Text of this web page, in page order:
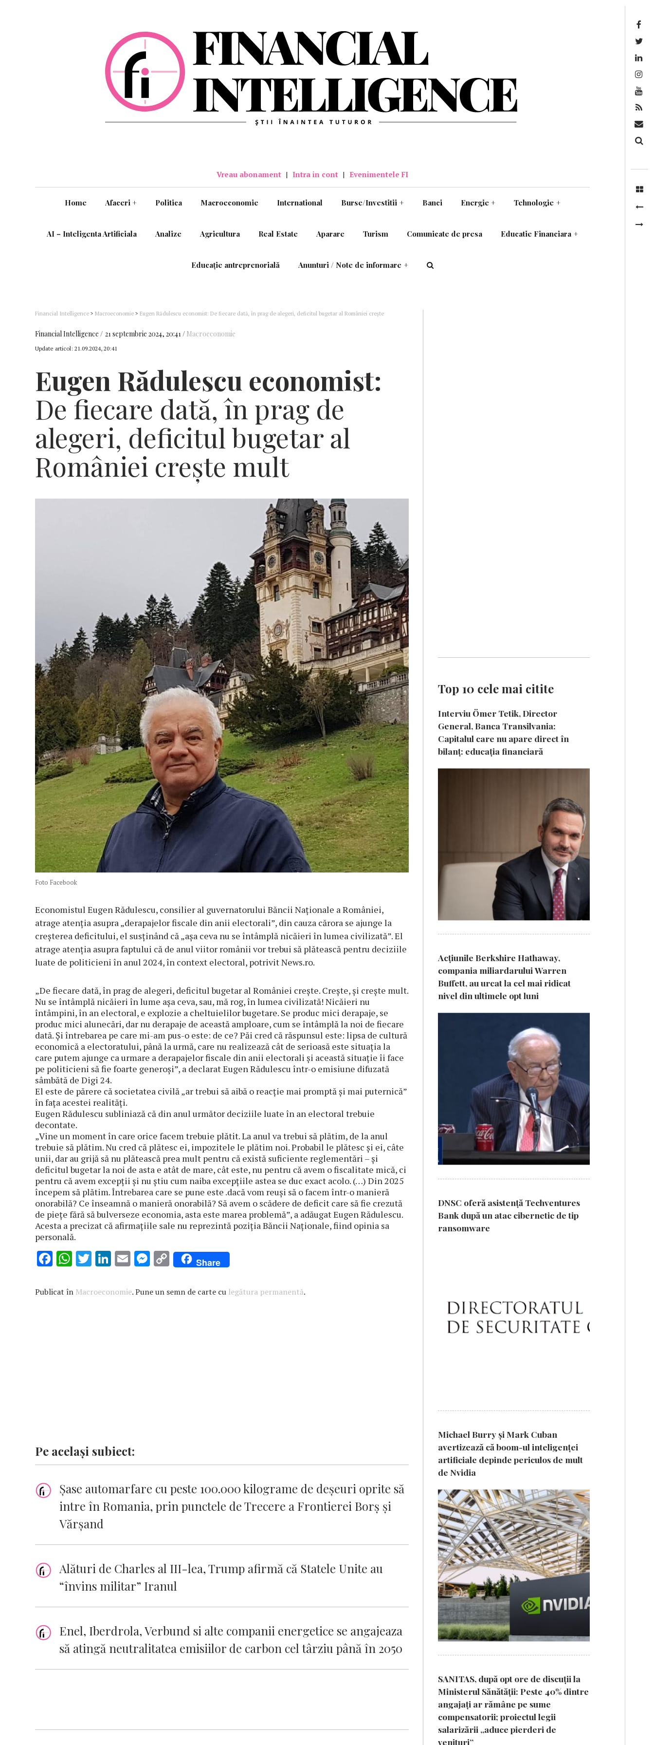
Vreau abonament | Intra in cont | Evenimentele FI
Home Afaceri + Politica Macroeconomie International Burse/Investitii + Banci Energie + Tehnologie +
AI – Inteligenta Artificiala Analize Agricultura Real Estate Aparare Turism Comunicate de presa Educatie Financiara +
Educație antreprenorială Anunturi / Note de informare +
Financial Intelligence > Macroeconomie > Eugen Rădulescu economist: De fiecare dată, în prag de alegeri, deficitul bugetar al României creşte
Financial Intelligence 21 septembrie 2024, 20:41 Macroeconomie
Update articol: 21.09.2024, 20:41
Eugen Rădulescu economist:
De fiecare dată, în prag de
alegeri, deficitul bugetar al
României creşte mult
Foto Facebook
Economistul Eugen Rădulescu, consilier al guvernatorului Băncii Naţionale a României,
atrage atenţia asupra „derapajelor fiscale din anii electorali”, din cauza cărora se ajunge la
creşterea deficitului, el susţinând că „aşa ceva nu se întâmplă nicăieri în lumea civilizată”. El
atrage atenţia asupra faptului că de anul viitor românii vor trebui să plătească pentru deciziile
luate de politicieni în anul 2024, în context electoral, potrivit News.ro.
„De fiecare dată, în prag de alegeri, deficitul bugetar al României creşte. Creşte, şi creşte mult.
Nu se întâmplă nicăieri în lume aşa ceva, sau, mă rog, în lumea civilizată! Nicăieri nu
întâmpini, în an electoral, e explozie a cheltuielilor bugetare. Se produc mici derapaje, se
produc mici alunecări, dar nu derapaje de această amploare, cum se întâmplă la noi de fiecare
dată. Şi întrebarea pe care mi-am pus-o este: de ce? Păi cred că răspunsul este: lipsa de cultură
economică a electoratului, până la urmă, care nu realizează cât de serioasă este situaţia la
care putem ajunge ca urmare a derapajelor fiscale din anii electorali şi această situaţie îi face
pe politicieni să fie foarte generoşi”, a declarat Eugen Rădulescu într-o emisiune difuzată
sâmbătă de Digi 24.
El este de părere că societatea civilă „ar trebui să aibă o reacţie mai promptă şi mai puternică”
în faţa acestei realităţi.
Eugen Rădulescu subliniază că din anul următor deciziile luate în an electoral trebuie
decontate.
„Vine un moment în care orice facem trebuie plătit. La anul va trebui să plătim, de la anul
trebuie să plătim. Nu cred că plătesc ei, impozitele le plătim noi. Probabil le plătesc şi ei, câte
unii, dar au grijă să nu plătească prea mult pentru că există suficiente reglementări – şi
deficitul bugetar la noi de asta e atât de mare, cât este, nu pentru că avem o fiscalitate mică, ci
pentru că avem excepţii şi nu ştiu cum naiba excepţiile astea se duc exact acolo. (…) Din 2025
începem să plătim. Întrebarea care se pune este .dacă vom reuşi să o facem într-o manieră
onorabilă? Ce înseamnă o manieră onorabilă? Să avem o scădere de deficit care să fie crezută
de pieţe fără să bulverseze economia, asta este marea problemă”, a adăugat Eugen Rădulescu.
Acesta a precizat că afirmaţiile sale nu reprezintă poziţia Băncii Naţionale, fiind opinia sa
personală.
F
e
W
at
T
it
Li
k
E
ai
M
se
C
o
p
Share
Publicat în Macroeconomie. Pune un semn de carte cu legătura permanentă.
Pe același subiect:
Şase automarfare cu peste 100.000 kilograme de deşeuri oprite să
intre în Romania, prin punctele de Trecere a Frontierei Borş şi
Vărşand
Alături de Charles al III-lea, Trump afirmă că Statele Unite au
“învins militar” Iranul
Enel, Iberdrola, Verbund si alte companii energetice se angajeaza
să atingă neutralitatea emisiilor de carbon cel târziu până în 2050
Top 10 cele mai citite
Interviu Ömer Tetik, Director
General, Banca Transilvania:
Capitalul care nu apare direct în
bilanț: educația financiară
Acțiunile Berkshire Hathaway,
compania miliardarului Warren
Buffett, au urcat la cel mai ridicat
nivel din ultimele opt luni
DNSC oferă asistență Techventures
Bank după un atac cibernetic de tip
ransomware
Michael Burry și Mark Cuban
avertizează că boom-ul inteligenței
artificiale depinde periculos de mult
de Nvidia
SANITAS, după opt ore de discuții la
Ministerul Sănătății: Peste 40% dintre
angajați ar rămâne pe sume
compensatorii; proiectul legii
salarizării „aduce pierderi de
venituri”